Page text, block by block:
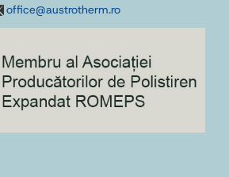
office@austrotherm.ro